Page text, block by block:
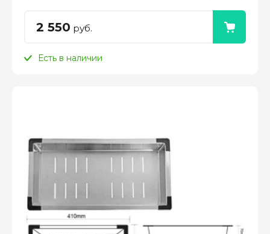
2 550 руб.
Есть в наличии